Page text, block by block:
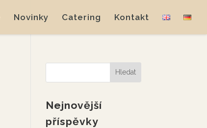
Novinky Catering Kontakt
Nejnovější
příspěvky